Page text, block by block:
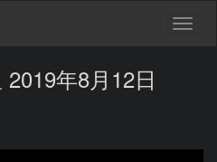
2019年8月12日